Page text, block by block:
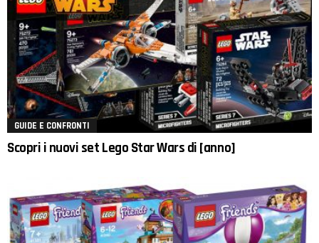
GUIDE E CONFRONTI
Scopri i nuovi set Lego Star Wars di [anno]